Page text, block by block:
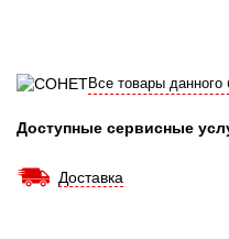
Все товары данного
Доступные сервисные
Доставка